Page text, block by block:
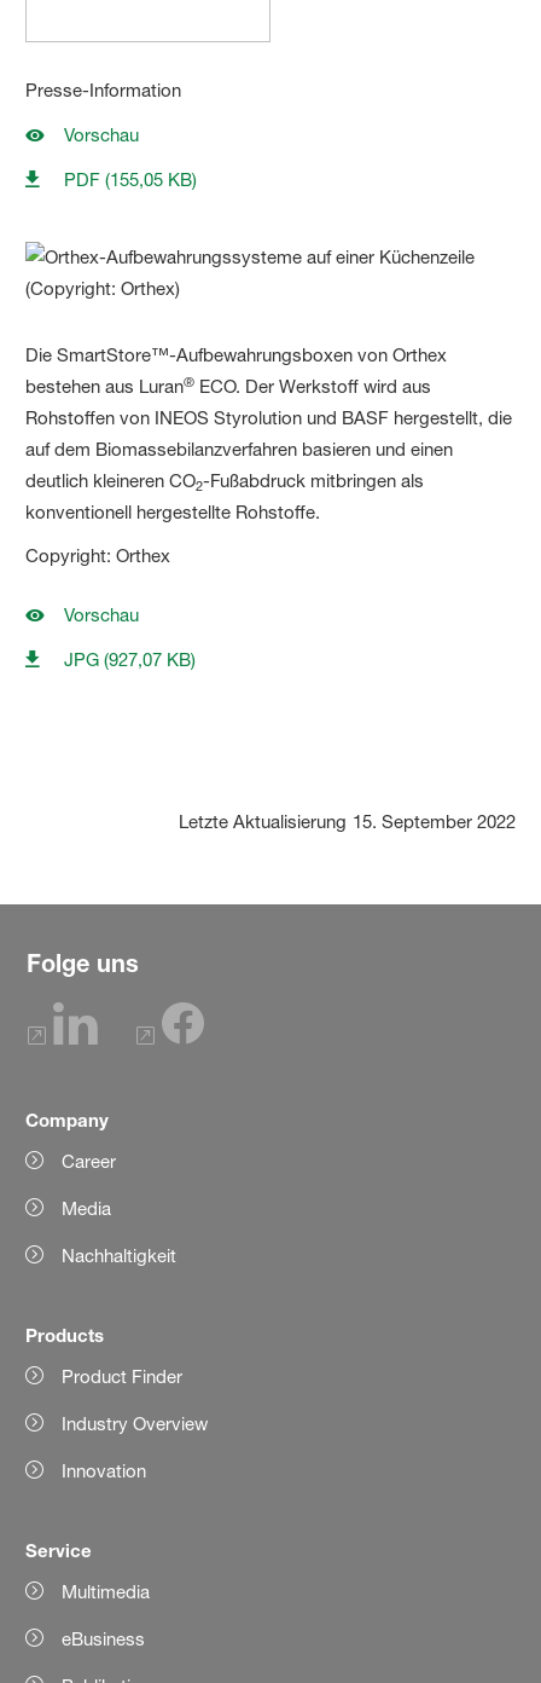
Presse-Information
Vorschau
PDF (155,05 KB)
Die SmartStore™-Aufbewahrungsboxen von Orthex
bestehen aus Luran® ECO. Der Werkstoff wird aus
Rohstoffen von INEOS Styrolution und BASF hergestellt, die
auf dem Biomassebilanzverfahren basieren und einen
deutlich kleineren CO2-Fußabdruck mitbringen als
konventionell hergestellte Rohstoffe.
Copyright: Orthex
Vorschau
JPG (927,07 KB)
Letzte Aktualisierung 15. September 2022
Folge uns
Company
Career
Media
Nachhaltigkeit
Products
Product Finder
Industry Overview
Innovation
Service
Multimedia
eBusiness